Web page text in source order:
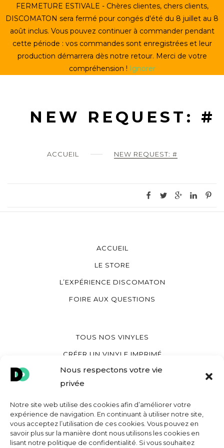
Nous respectons votre vie
privée
Notre site web utilise des cookies afin d’améliorer votre
expérience de navigation. En continuant à utiliser notre site,
vous acceptez l’utilisation de ces cookies. Vous pouvez en
savoir plus sur la manière dont nous utilisons les cookies en
lisant notre politique de confidentialité. Si vous souhaitez
to
content
ACCUEIL
CRÉER UN VINYLE
LE STORE
ACCUEIL NEW REQUEST: #
NEW REQUEST: #
ACCUEIL
LE STORE
L’EXPÉRIENCE DISCOMATON
FOIRE AUX QUESTIONS
TOUS NOS VINYLES
CRÉER UN VINYLE IMPRIMÉ
CRÉER UN VINYLE COEUR
CRÉER UNE POCHETTE VINYLE
MON COMPTE
CONTACT
FERMETURE ESTIVALE - Chères clientes, chers clients,
DISCOMATON sera fermé pour congés d'été du 8 juillet au 8
août inclus. Vous pouvez continuer à commander pendant
cette période : vos commandes sont enregistrées et leur
production démarrera dès notre retour. Merci de votre
compréhension ! Ignorer